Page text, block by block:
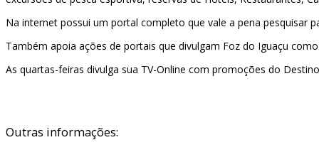
Na internet possui um portal completo que vale a pena pesquisar
Também apoia ações de portais que divulgam Foz do Iguaçu
As quartas-feiras divulga sua TV-Online com promoções do
Outras informações: